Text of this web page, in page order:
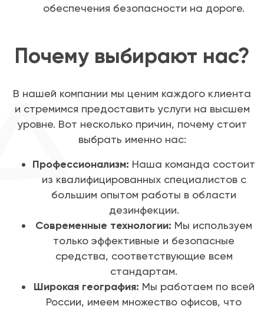
обеспечения безопасности на дороге.
Почему выбирают нас?
В нашей компании мы ценим каждого клиента
и стремимся предоставить услуги на высшем
уровне. Вот несколько причин, почему стоит
выбрать именно нас:
Профессионализм: Наша команда состоит
из квалифицированных специалистов с
большим опытом работы в области
дезинфекции.
Современные технологии: Мы используем
только эффективные и безопасные
средства, соответствующие всем
стандартам.
Широкая география: Мы работаем по всей
России, имеем множество офисов, что